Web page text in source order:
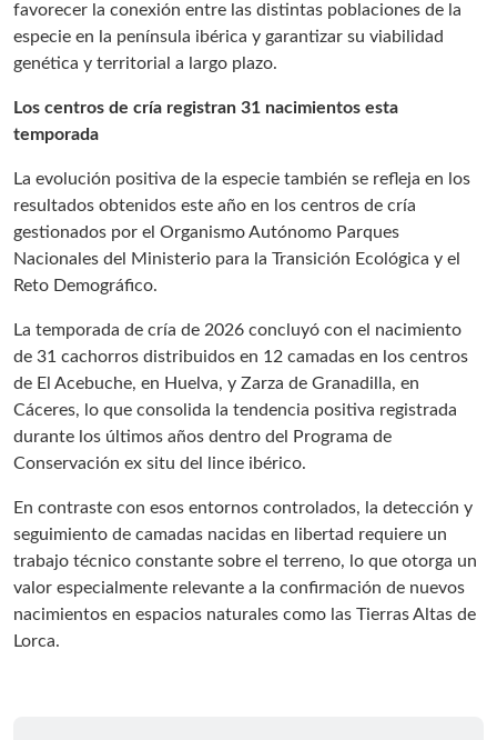
favorecer la conexión entre las distintas poblaciones de la
especie en la península ibérica y garantizar su viabilidad
genética y territorial a largo plazo.
Los centros de cría registran 31 nacimientos esta
temporada
La evolución positiva de la especie también se refleja en los
resultados obtenidos este año en los centros de cría
gestionados por el Organismo Autónomo Parques
Nacionales del Ministerio para la Transición Ecológica y el
Reto Demográfico.
La temporada de cría de 2026 concluyó con el nacimiento
de 31 cachorros distribuidos en 12 camadas en los centros
de El Acebuche, en Huelva, y Zarza de Granadilla, en
Cáceres, lo que consolida la tendencia positiva registrada
durante los últimos años dentro del Programa de
Conservación ex situ del lince ibérico.
En contraste con esos entornos controlados, la detección y
seguimiento de camadas nacidas en libertad requiere un
trabajo técnico constante sobre el terreno, lo que otorga un
valor especialmente relevante a la confirmación de nuevos
nacimientos en espacios naturales como las Tierras Altas de
Lorca.